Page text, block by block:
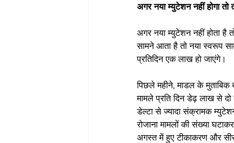
अगर नया म्युटेशन नहीं होगा
अगर नया म्युटेशन नहीं होता है
सामने आता है तो नया स्वरूप
प्रतिदिन एक लाख हो जाएंगे।
पिछले महीने, माडल के मुताबिक
मामले प्रति दिन डेढ़ लाख से
डेल्टा से ज्यादा संक्रामक
रोजाना मामलों की संख्या
अगस्त में हुए टीकाकरण और